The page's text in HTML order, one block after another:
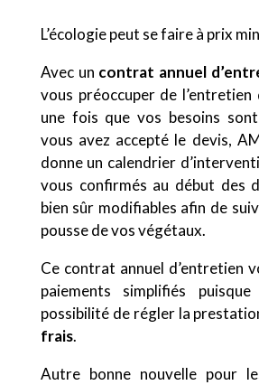
L’écologie peut se faire à prix
Avec un contrat annuel
vous préoccuper de
une fois que vos besoins
vous avez accepté le devis,
donne un calendrier
vous confirmés au début des
bien sûr modifiables afin de
pousse de vos végétaux.
Ce contrat annuel d’entretien
paiements simplifiés
possibilité de régler la
frais.
Autre bonne nouvelle pour